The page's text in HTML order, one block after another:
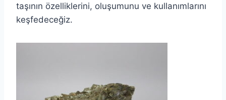
taşının özelliklerini, oluşumunu ve kullanımlarını
keşfedeceğiz.